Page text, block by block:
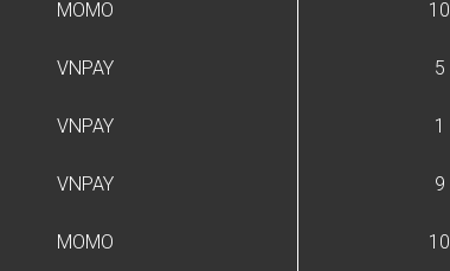
MOMO 10
VNPAY 5
VNPAY 1
VNPAY 9
MOMO 10